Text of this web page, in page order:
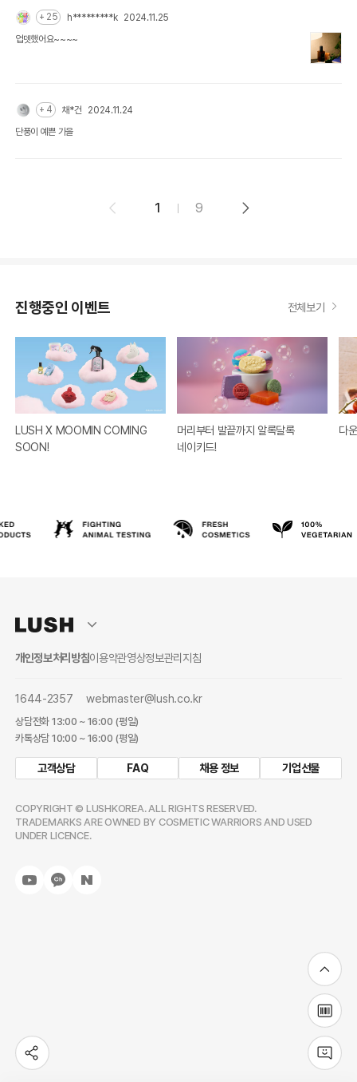
+ 25 h*********k
2024.11.25
업뎃했어요~~~~
+ 4 채*건
2024.11.24
단풍이 예쁜 가을
1 9
진행중인 이벤트 전체보기
LUSH X MOOMIN COMING
SOON!
머리부터 발끝까지 알록달록
네이키드!
다
개인정보처리방침이용약관영상정보관리지침
1644-2357 webmaster@lush.co.kr
상담전화 13:00 ~ 16:00 (평일)
카톡상담 10:00 ~ 16:00 (평일)
고객상담 FAQ 채용 정보 기업선물
COPYRIGHT © LUSHKOREA. ALL RIGHTS RESERVED.
TRADEMARKS ARE OWNED BY COSMETIC WARRIORS AND USED
UNDER LICENCE.